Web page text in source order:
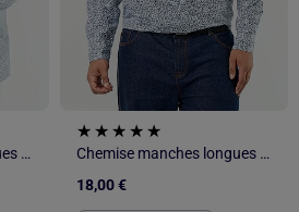
Chemise manches longues à motif
Chemise manches longues à motif
18,00 €